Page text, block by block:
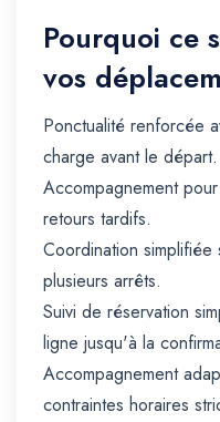
Pourquoi ce
vos
Ponctualité renforcée
charge avant le départ.
Accompagnement
retours tardifs.
Coordination
plusieurs arrêts.
Suivi de réservation
ligne jusqu'à la
Accompagnement
contraintes horaires